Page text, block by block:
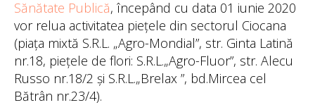
Sănătate Publică, începând cu data 01 iunie 2020
vor relua activitatea piețele din sectorul Ciocana
(piața mixtă S.R.L. „Agro-Mondial”, str. Ginta Latină
nr.18, piețele de flori: S.R.L.„Agro-Fluor”, str. Alecu
Russo nr.18/2 și S.R.L.„Brelax ”, bd.Mircea cel
Bătrân nr.23/4).